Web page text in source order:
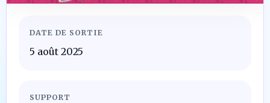
DATE DE SORTIE
5 août 2025
SUPPORT